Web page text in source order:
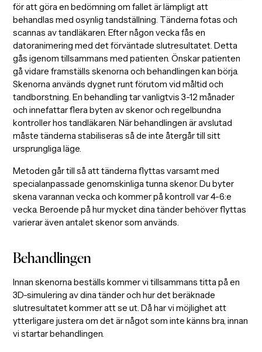
för att göra en bedömning om fallet är lämpligt att
behandlas med osynlig tandställning. Tänderna fotas och
scannas av tandläkaren. Efter någon vecka fås en
datoranimering med det förväntade slutresultatet. Detta
gås igenom tillsammans med patienten. Önskar patienten
gå vidare framställs skenorna och behandlingen kan börja.
Skenorna används dygnet runt förutom vid måltid och
tandborstning. En behandling tar vanligtvis 3-12 månader
och innefattar flera byten av skenor och regelbundna
kontroller hos tandläkaren. När behandlingen är avslutad
måste tänderna stabiliseras så de inte återgår till sitt
ursprungliga läge.
Metoden går till så att tänderna flyttas varsamt med
specialanpassade genomskinliga tunna skenor. Du byter
skena varannan vecka och kommer på kontroll var 4-6:e
vecka. Beroende på hur mycket dina tänder behöver flyttas
varierar även antalet skenor som används.
Behandlingen
Innan skenorna beställs kommer vi tillsammans titta på en
3D-simulering av dina tänder och hur det beräknade
slutresultatet kommer att se ut. Då har vi möjlighet att
ytterligare justera om det är något som inte känns bra, innan
vi startar behandlingen.